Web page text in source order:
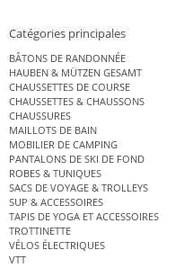
Catégories principales
BÂTONS DE RANDONNÉE
HAUBEN & MÜTZEN GESAMT
CHAUSSETTES DE COURSE
CHAUSSETTES & CHAUSSONS
CHAUSSURES
MAILLOTS DE BAIN
MOBILIER DE CAMPING
PANTALONS DE SKI DE FOND
ROBES & TUNIQUES
SACS DE VOYAGE & TROLLEYS
SUP & ACCESSOIRES
TAPIS DE YOGA ET ACCESSOIRES
TROTTINETTE
VÉLOS ÉLECTRIQUES
VTT